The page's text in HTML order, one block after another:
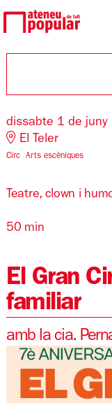
dissabte 1 de juny
El Teler
Circ Arts escèniques
Teatre, clown i
50 min
El Gran
familiar
amb la cia.